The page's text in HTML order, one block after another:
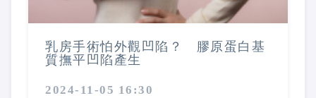
乳房手術怕外觀凹陷？ 膠原蛋白基
質撫平凹陷產生
2024-11-05 16:30